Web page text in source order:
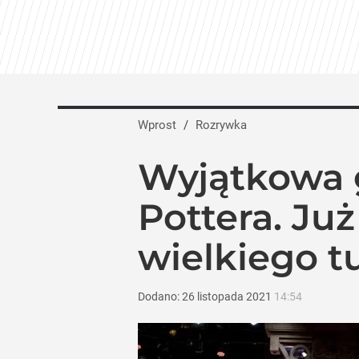
10 thrillerów, które naprawdę
Tajemnica paragonów grozy. Tak
Wprost / Rozrywka
Wyjątkowa
Pottera.
wielkiego
Dodano:26 listopada 2021 14:54